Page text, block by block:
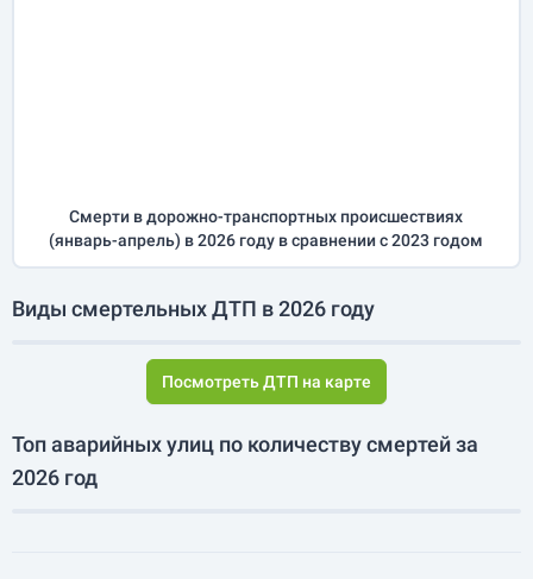
Смерти в дорожно-транспортных происшествиях
(январь-апрель) в 2026 году в сравнении с 2023 годом
Виды смертельных ДТП в 2026 году
Посмотреть ДТП на карте
Топ аварийных улиц по количеству смертей за
2026 год